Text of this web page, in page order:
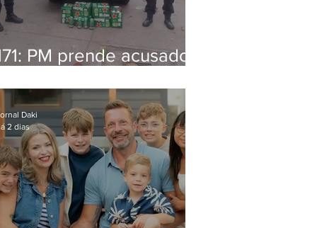
PM prende acusado
de Niterói
Daki
2 dias